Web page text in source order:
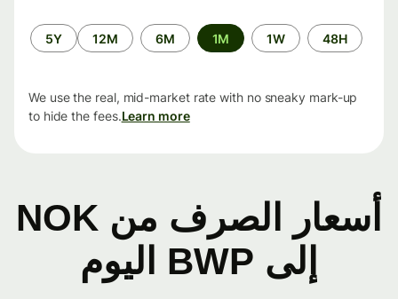
الفترة
الزمنية
48H
1W
1M
6M
12M
5Y
We use the real, mid-market rate with no sneaky mark-up
to hide the fees.Learn more
أسعار الصرف من NOK
إلى BWP اليوم